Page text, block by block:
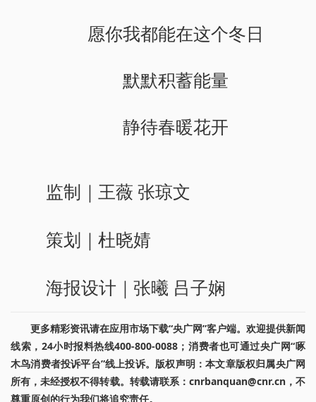
愿你我都能在这个冬日
默默积蓄能量
静待春暖花开
监制｜王薇 张琼文
策划｜杜晓婧
海报设计｜张曦 吕子娴
更多精彩资讯请在应用市场下载“央广网”客户端。欢迎提供新闻
线索，24小时报料热线400-800-0088；消费者也可通过央广网“啄
木鸟消费者投诉平台”线上投诉。版权声明：本文章版权归属央广网
所有，未经授权不得转载。转载请联系：cnrbanquan@cnr.cn，不
尊重原创的行为我们将追究责任。